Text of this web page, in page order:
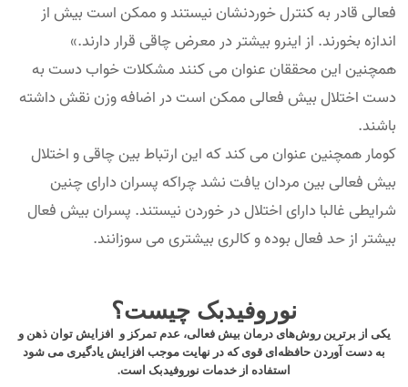
فعالی قادر به کنترل خوردنشان نیستند و ممکن است بیش از
اندازه بخورند. از اینرو بیشتر در معرض چاقی قرار دارند.»
همچنین این محققان عنوان می کنند مشکلات خواب دست به
دست اختلال بیش فعالی ممکن است در اضافه وزن نقش داشته
باشند.
کومار همچنین عنوان می کند که این ارتباط بین چاقی و اختلال
بیش فعالی بین مردان یافت نشد چراکه پسران دارای چنین
شرایطی غالبا دارای اختلال در خوردن نیستند. پسران بیش فعال
بیشتر از حد فعال بوده و کالری بیشتری می سوزانند.
نوروفیدبک چیست؟
یکی از برترین روش‌های درمان بیش فعالی، عدم تمرکز و افزایش توان ذهن و
به دست آوردن حافظه‌ای قوی که در نهایت موجب افزایش یادگیری می شود
استفاده از خدمات نوروفیدبک است.